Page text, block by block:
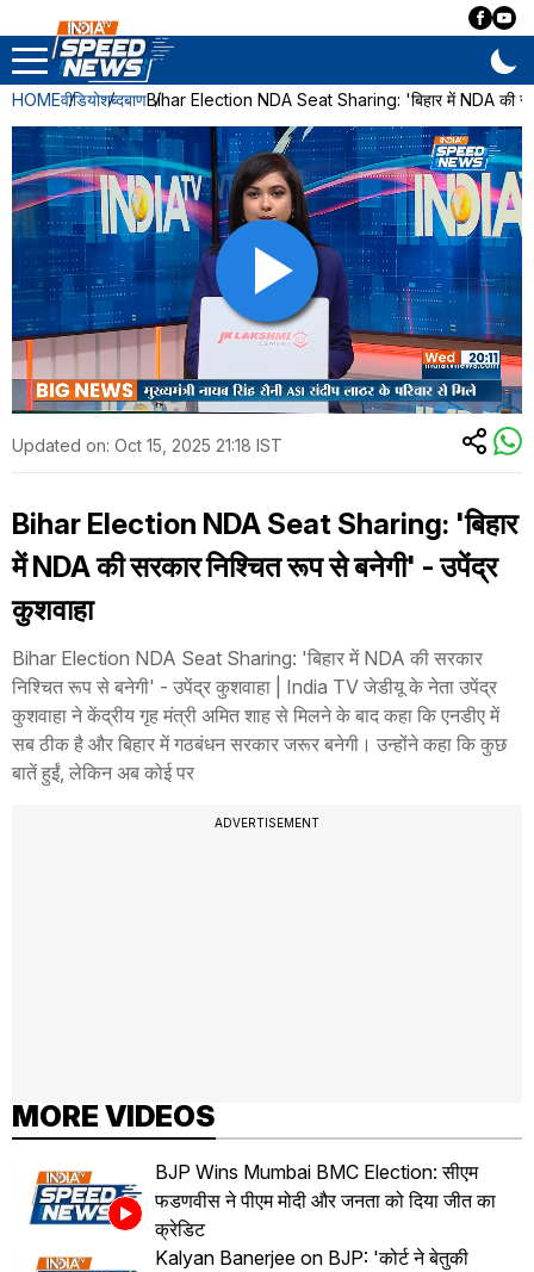
HOMEवीडियोशब्दबाणBihar Election NDA Seat Sharing: 'बिहार में NDA की
Updated on: Oct 15, 2025 21:18 IST
Bihar Election NDA Seat Sharing: 'बिहार
में NDA की सरकार निश्चित रूप से बनेगी' - उपेंद्र
कुशवाहा
Bihar Election NDA Seat Sharing: 'बिहार में NDA की सरकार
निश्चित रूप से बनेगी' - उपेंद्र कुशवाहा | India TV जेडीयू के नेता उपेंद्र
कुशवाहा ने केंद्रीय गृह मंत्री अमित शाह से मिलने के बाद कहा कि एनडीए में
सब ठीक है और बिहार में गठबंधन सरकार जरूर बनेगी। उन्होंने कहा कि कुछ
बातें हुईं, लेकिन अब कोई पर
ADVERTISEMENT
MORE VIDEOS
BJP Wins Mumbai BMC Election: सीएम
फडणवीस ने पीएम मोदी और जनता को दिया जीत का
क्रेडिट
Kalyan Banerjee on BJP: 'कोर्ट ने बेतुकी